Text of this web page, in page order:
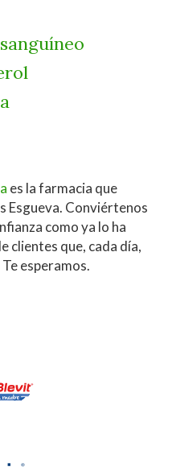
es la farmacia que
Esgueva. Conviértenos
como ya lo ha
clientes que, cada día,
esperamos.